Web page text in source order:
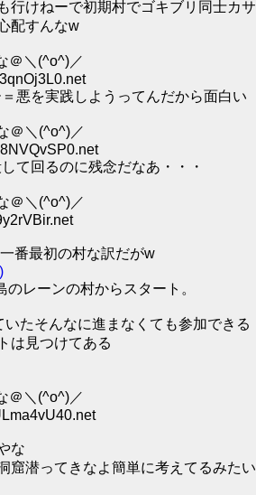
行けねーで初期村でゴキブリ同士カサ
配すんなw
＠＼(^o^)／
悪を実践しようってんだから面白い
＠＼(^o^)／
て回るのに残念だなあ・・・
＠＼(^o^)／
番最初の村な訳だがw
レーンの村からスタート。
たそんなに進まなくても参加できる
は見つけてある
＠＼(^o^)／
な
窟潜ってきなよ簡単に考えてるみたい